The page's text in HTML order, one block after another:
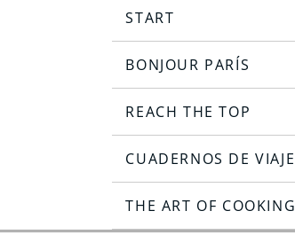
START
BONJOUR PARÍS
REACH THE TOP
CUADERNOS DE VIAJE
THE ART OF COOKING